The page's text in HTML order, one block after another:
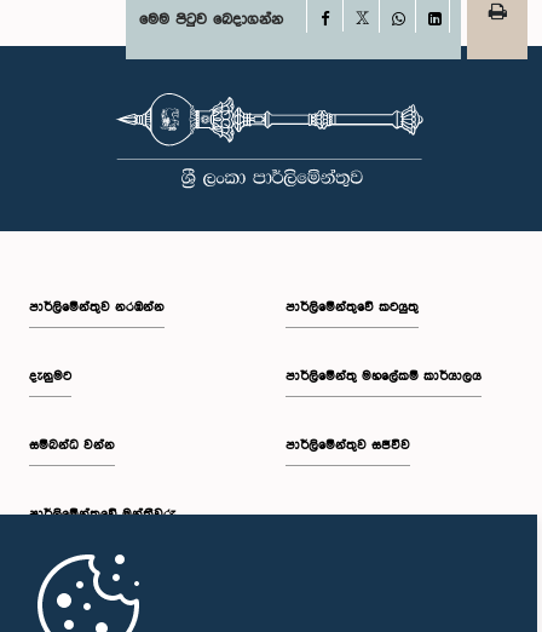
මෙම පිටුව බෙදාගන්න Facebook
WhatsAppLinkedIn
පාර්ලි‌මේන්තුව නරඹන්න
දැනුමට
සම්බන්ධ වන්න
පාර්ලි‌මේන්තුවේ මන්ත්‍රීවරු
මුල් පිටුව
පාර්ලිමේන්තුවේ කටයුතු
පාර්ලිමේන්තු මහලේකම් කාර්යාලය
පාර්ලිමේන්තුව සජීවීව